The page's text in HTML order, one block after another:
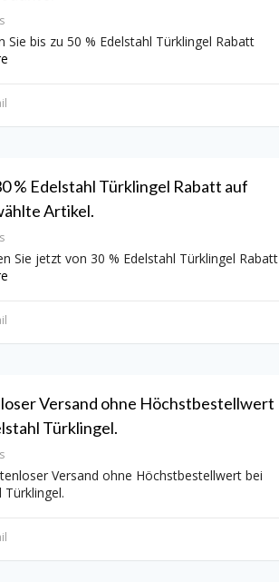
Sie bis zu 50 % Edelstahl Türklingel Rabatt
% Edelstahl Türklingel Rabatt auf
Artikel.
Sie jetzt von 30 % Edelstahl Türklingel Rabatt
Versand ohne Höchstbestellwert
Türklingel.
Versand ohne Höchstbestellwert bei
Türklingel.